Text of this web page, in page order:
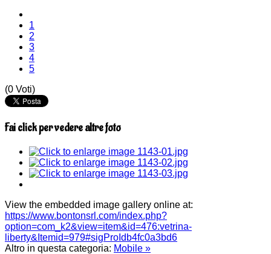
1
2
3
4
5
(0 Voti)
Fai click per vedere altre foto
View the embedded image gallery online at:
https://www.bontonsrl.com/index.php?
option=com_k2&view=item&id=476:vetrina-
liberty&Itemid=979#sigProIdb4fc0a3bd6
Altro in questa categoria: Mobile »